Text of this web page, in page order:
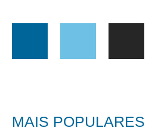
MAIS POPULARES